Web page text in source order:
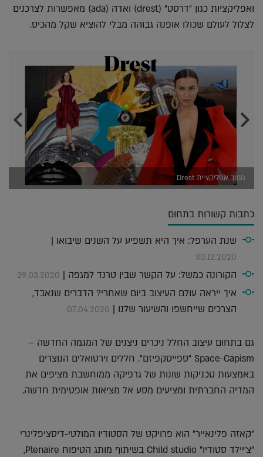
ואפליקציות כגון ״דרסט״ (drest) ואדה (ada) מאפשרות לצרכנים
לצלול לעולם שכולו אופנה גבוהה מבלי להוציא שקל מהכיס.
מתוך אפליקציית Drest
כתבות קשורות בתחום
שנת הערפל: איך היא תשפיע על השנים שיבואו |
30.12.2020
הקורונה כמשל: על הקשר שבין טרנד למגפה | 29.03.2020
איך ייראה עולם העיצוב ביום שאחרי? הדברים שנאבד,
הצרכים שייחשפו והשיעור שלנו | 07.04.2020
גם בתחום עיצוב החלל ניכרים ניצנים של המגמה החדשה –
Space-Capism ״ספייסקפיזם״. חללים וירטואלים הנוצרים
באמצעות טכניקות שונות של גרפיקה ממוחשבת מציפים את
המדיה החברתית ומציעים מסע אל מציאות אופטימית חדשה.
״קאזה פלינאייר״ הוא פרויקט של הסטודיו המולטי-דיסציפלינרי
״צ׳יילד סטודיו״ Child studio בשיתוף מותג הטיפוח Plenaire,